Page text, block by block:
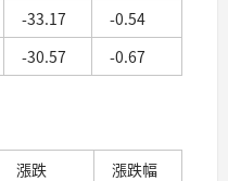
-33.17
-0.54
-30.57 -0.67
漲跌
漲跌幅